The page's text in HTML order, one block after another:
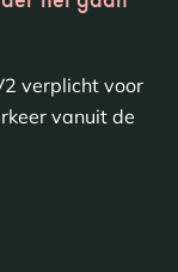
verplicht voor
vanuit de